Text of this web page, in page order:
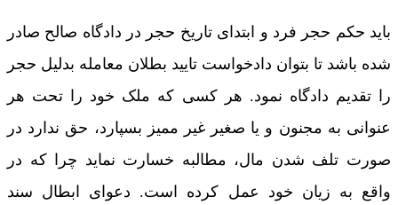
باید حکم حجر فرد و ابتدای تاریخ حجر در دادگاه صالح صادر
شده باشد تا بتوان دادخواست تایید بطلان معامله بدلیل حجر
را تقدیم دادگاه نمود. هر کسی که ملک خود را تحت هر
عنوانی به مجنون و یا صغیر غیر ممیز بسپارد، حق ندارد در
صورت تلف شدن مال، مطالبه خسارت نماید چرا که در
واقع به زیان خود عمل کرده است. دعوای ابطال سند